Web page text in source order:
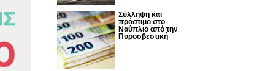
Σύλληψη και
πρόστιμο στο
Ναύπλιο από την
Πυροσβεστική